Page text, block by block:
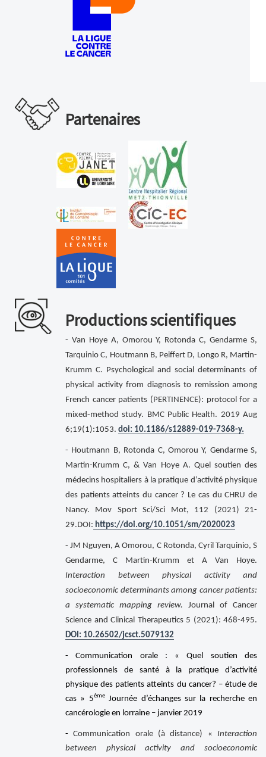
Partenaires
Productions scientifiques
- Van Hoye A, Omorou Y, Rotonda C, Gendarme S,
Tarquinio C, Houtmann B, Peiffert D, Longo R, Martin-
Krumm C. Psychological and social determinants of
physical activity from diagnosis to remission among
French cancer patients (PERTINENCE): protocol for a
mixed-method study. BMC Public Health. 2019 Aug
6;19(1):1053. doi: 10.1186/s12889-019-7368-y.
- Houtmann B, Rotonda C, Omorou Y, Gendarme S,
Martin-Krumm C, & Van Hoye A. Quel soutien des
médecins hospitaliers à la pratique d’activité physique
des patients atteints du cancer ? Le cas du CHRU de
Nancy. Mov Sport Sci/Sci Mot, 112 (2021) 21-
29.DOI: https://doi.org/10.1051/sm/2020023
- JM Nguyen, A Omorou, C Rotonda, Cyril Tarquinio, S
Gendarme, C Martin-Krumm et A Van Hoye.
Interaction between physical activity and
socioeconomic determinants among cancer patients:
a systematic mapping review. Journal of Cancer
Science and Clinical Therapeutics 5 (2021): 468-495.
DOI: 10.26502/jcsct.5079132
- Communication orale : « Quel soutien des
professionnels de santé à la pratique d’activité
physique des patients atteints du cancer? – étude de
cas » 5èmeJournée d’échanges sur la recherche en
cancérologie en lorraine – janvier 2019
- Communication orale (à distance) « Interaction
between physical activity and socioeconomic